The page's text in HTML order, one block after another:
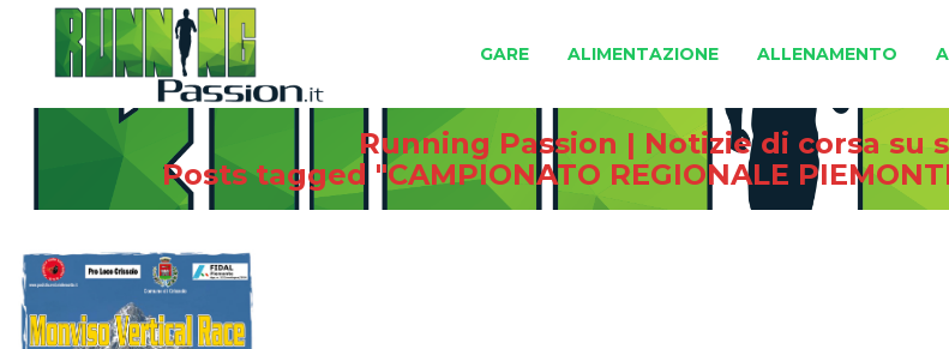
GARE ALIMENTAZIONE ALLENAMENTO
Running Passion | Notizie di corsa su
Posts tagged "CAMPIONATO REGIONALE